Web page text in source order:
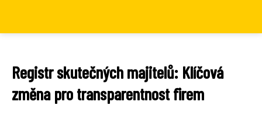
Registr skutečných majitelů: Klíčová
změna pro transparentnost firem